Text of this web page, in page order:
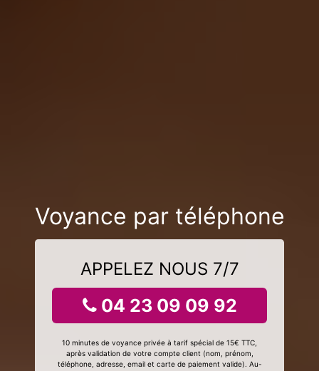
Voyance par téléphone
APPELEZ NOUS 7/7
04 23 09 09 92
10 minutes de voyance privée à tarif spécial de 15€ TTC,
après validation de votre compte client (nom, prénom,
téléphone, adresse, email et carte de paiement valide). Au-